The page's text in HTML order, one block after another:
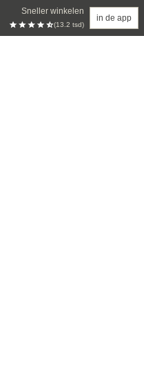
Sneller winkelen
(13.2 tsd)
in de app